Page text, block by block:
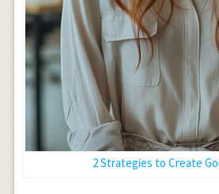
2 Strategies to Create